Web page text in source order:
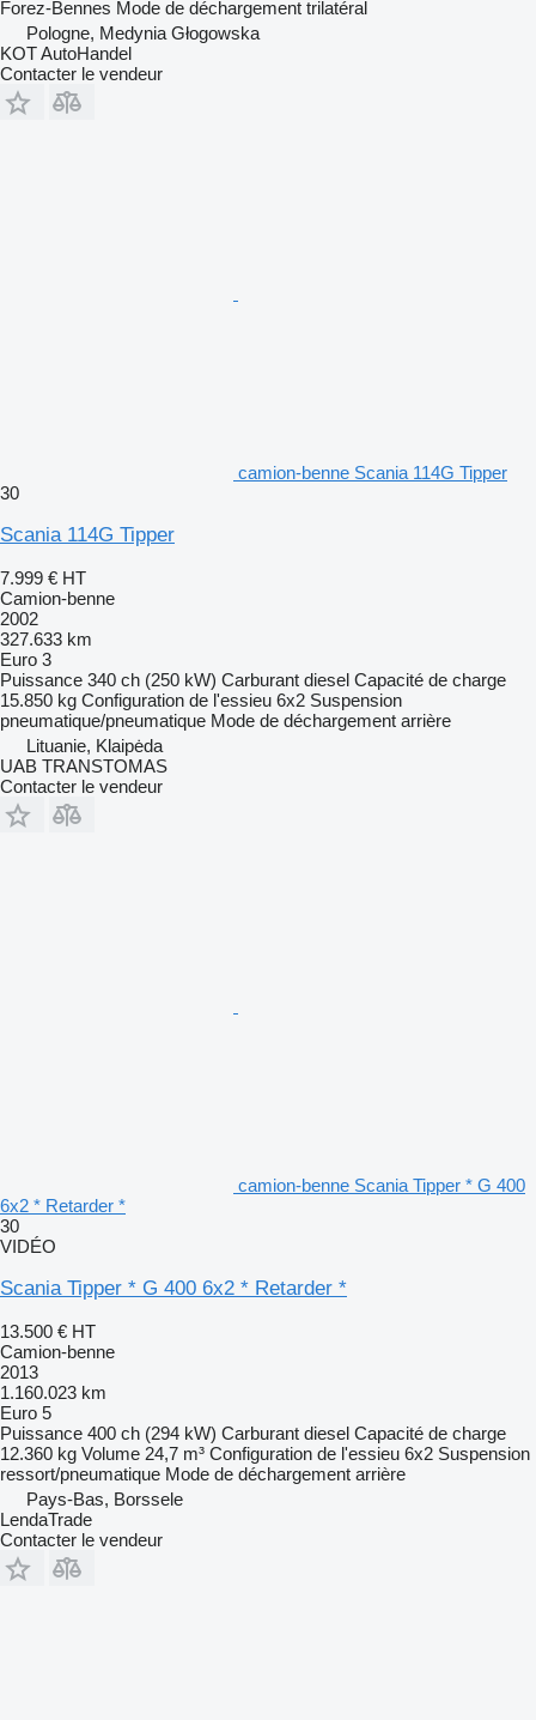
Forez-Bennes Mode de déchargement trilatéral
Pologne, Medynia Głogowska
KOT AutoHandel
Contacter le vendeur
camion-benne Scania 114G Tipper
30
Scania 114G Tipper
7.999 € HT
Camion-benne
2002
327.633 km
Euro 3
Puissance 340 ch (250 kW) Carburant diesel Capacité de charge
15.850 kg Configuration de l'essieu 6x2 Suspension
pneumatique/pneumatique Mode de déchargement arrière
Lituanie, Klaipėda
UAB TRANSTOMAS
Contacter le vendeur
camion-benne Scania Tipper * G 400
6x2 * Retarder *
30
VIDÉO
Scania Tipper * G 400 6x2 * Retarder *
13.500 € HT
Camion-benne
2013
1.160.023 km
Euro 5
Puissance 400 ch (294 kW) Carburant diesel Capacité de charge
12.360 kg Volume 24,7 m³ Configuration de l'essieu 6x2 Suspension
ressort/pneumatique Mode de déchargement arrière
Pays-Bas, Borssele
LendaTrade
Contacter le vendeur